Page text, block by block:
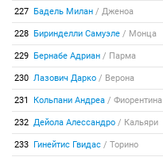
227 Бадель Милан / Дженоа
228 Биринделли Самуэле / Монца
229 Бернабе Адриан / Парма
230 Лазович Дарко / Верона
231 Кольпани Андреа / Фиорентина
232 Дейола Алессандро / Кальяри
233 Гинейтис Гвидас / Торино